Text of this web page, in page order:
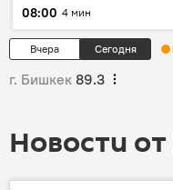
08:00 4 мин
Вчера Сегодня
г. Бишкек 89.3
Новости от